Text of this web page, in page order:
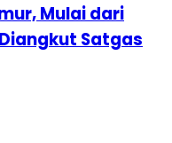
Mulai dari
Satgas